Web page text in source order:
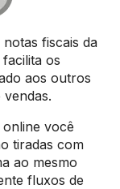
fiscais da
os
aos outros
você
tiradas com
ao mesmo
fluxos de